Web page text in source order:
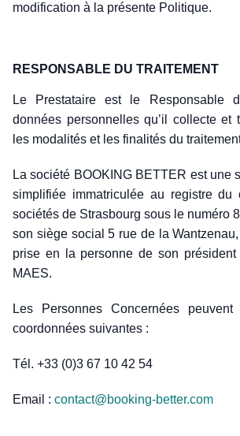
modification à la présente Politique.
RESPONSABLE DU TRAITEMENT
Le Prestataire est le Responsable
données personnelles qu’il collecte et
les modalités et les finalités du
La société BOOKING BETTER est une
simplifiée immatriculée au registre du
sociétés de Strasbourg sous le numéro
son siège social 5 rue de la
prise en la personne de son président
MAES.
Les Personnes Concernées
coordonnées suivantes :
Tél. +33 (0)3 67 10 42 54
Email : contact@booking-better.com